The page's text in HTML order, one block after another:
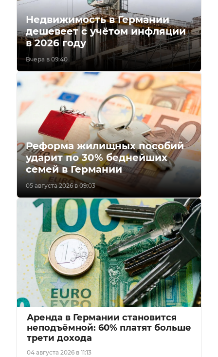
Недвижимость в Германии
дешевеет с учётом инфляции
в 2026 году
Вчера в 09:40
Реформа жилищных пособий
ударит по 30% беднейших
семей в Германии
05 августа 2026 в 09:03
Аренда в Германии становится
неподъёмной: 60% платят больше
трети дохода
04 августа 2026 в 11:13